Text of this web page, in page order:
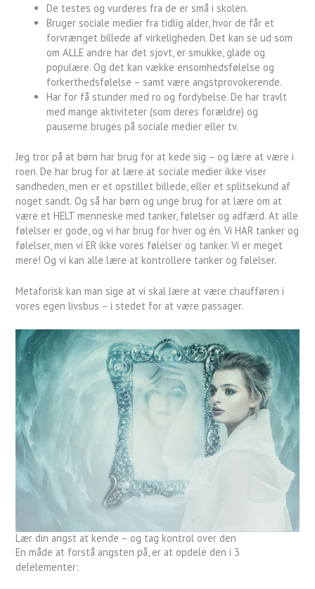
De testes og vurderes fra de er små i skolen.
Bruger sociale medier fra tidlig alder, hvor de får et
forvrænget billede af virkeligheden. Det kan se ud som
om ALLE andre har det sjovt, er smukke, glade og
populære. Og det kan vække ensomhedsfølelse og
forkerthedsfølelse – samt være angstprovokerende.
Har for få stunder med ro og fordybelse. De har travlt
med mange aktiviteter (som deres forældre) og
pauserne bruges på sociale medier eller tv.
Jeg tror på at børn har brug for at kede sig – og lære at være i
roen. De har brug for at lære at sociale medier ikke viser
sandheden, men er et opstillet billede, eller et splitsekund af
noget sandt. Og så har børn og unge brug for at lære om at
være et HELT menneske med tanker, følelser og adfærd. At alle
følelser er gode, og vi har brug for hver og én. Vi HAR tanker og
følelser, men vi ER ikke vores følelser og tanker. Vi er meget
mere! Og vi kan alle lære at kontrollere tanker og følelser.
Metaforisk kan man sige at vi skal lære at være chaufføren i
vores egen livsbus – i stedet for at være passager.
Lær din angst at kende – og tag kontrol over den
En måde at forstå angsten på, er at opdele den i 3
delelementer: